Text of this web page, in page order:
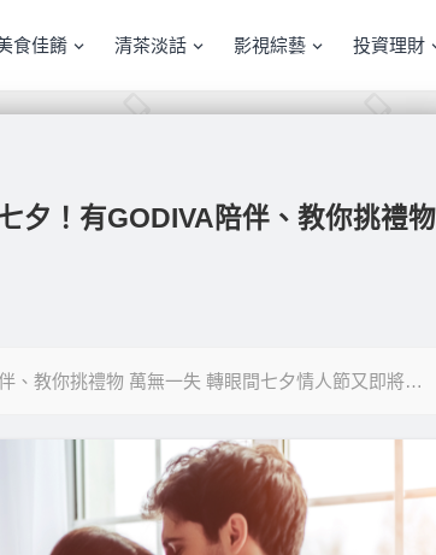
食佳餚 清茶淡話 影視綜藝 投資理財
夕！有GODIVA陪伴、教你挑禮物
、教你挑禮物 萬無一失 轉眼間七夕情人節又即將…